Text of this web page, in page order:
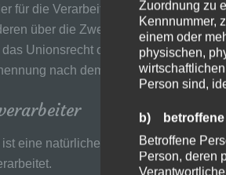
für die Verarbeitung
über die Zwecke und Mittel der
Unionsrecht oder das Recht der
nach dem Unionsrecht oder
eine natürliche oder juristische
Zuordnung zu
Kennnummer,
einem oder
physischen,
Person sind,
b) betroffene
Betroffene
Person, deren